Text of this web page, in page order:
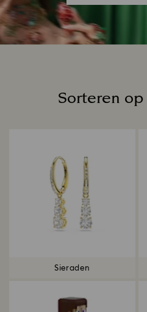
Sorteren
Sieraden